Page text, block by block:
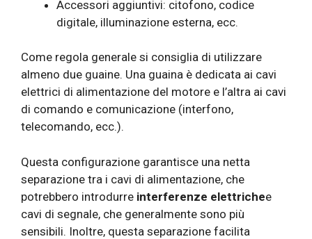
Accessori aggiuntivi: citofono, codice
digitale, illuminazione esterna, ecc.
Come regola generale si consiglia di utilizzare
almeno due guaine. Una guaina è dedicata ai cavi
elettrici di alimentazione del motore e l’altra ai cavi
di comando e comunicazione (interfono,
telecomando, ecc.).
Questa configurazione garantisce una netta
separazione tra i cavi di alimentazione, che
potrebbero introdurre interferenze elettrichee
cavi di segnale, che generalmente sono più
sensibili. Inoltre, questa separazione facilita